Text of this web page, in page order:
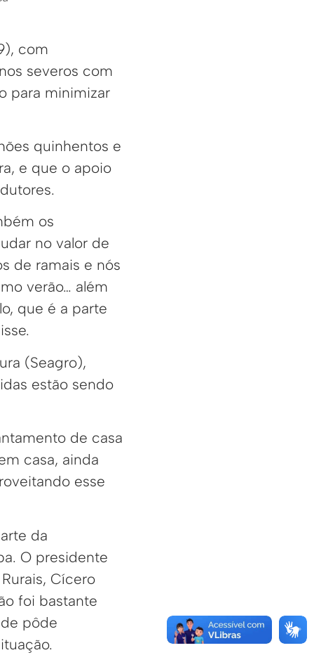
com
severos com
para minimizar
quinhentos e
e que o apoio
os
no valor de
de ramais e nós
verão… além
que é a parte
(Seagro),
estão sendo
de casa
casa, ainda
esse
da
O presidente
Cícero
foi bastante
pôde